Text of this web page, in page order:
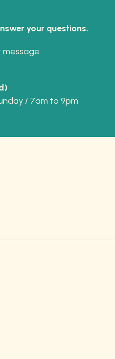
your questions.
message
/ 7am to 9pm